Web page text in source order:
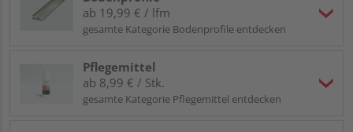
ab 19,99 € / lfm
gesamte Kategorie Bodenprofile entdecken
Pflegemittel
ab 8,99 € / Stk.
gesamte Kategorie Pflegemittel entdecken